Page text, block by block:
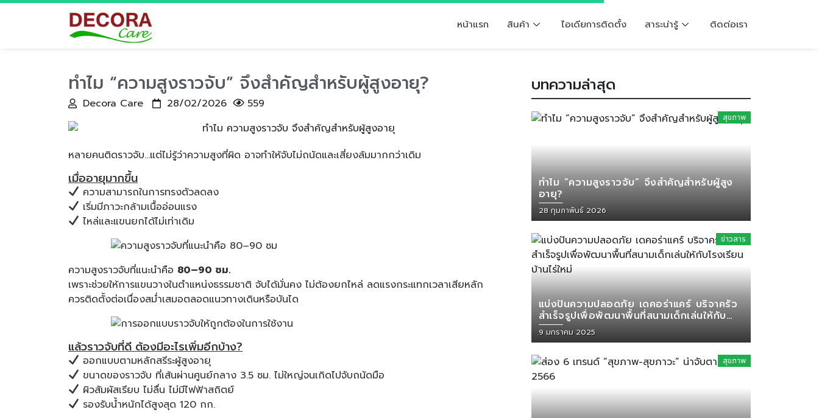
หน้าแรก สินค้า ไอเดียการติดตั้ง สาระน่ารู้ ติดต่อเรา
ทำไม “ความสูงราวจับ” จึงสำคัญสำหรับผู้สูงอายุ?
Decora Care 28/02/2026 559
หลายคนติดราวจับ…แต่ไม่รู้ว่าความสูงที่ผิด อาจทำให้จับไม่ถนัดและเสี่ยงล้มมากกว่าเดิม
เมื่ออายุมากขึ้น
ความสามารถในการทรงตัวลดลง
เริ่มมีภาวะกล้ามเนื้ออ่อนแรง
ไหล่และแขนยกได้ไม่เท่าเดิม
ความสูงราวจับที่แนะนำคือ 80–90 ซม.
เพราะช่วยให้การแขนวางในตำแหน่งธรรมชาติ จับได้มั่นคง ไม่ต้องยกไหล่ ลดแรงกระแทกเวลาเสียหลัก
ควรติดตั้งต่อเนื่องสม่ำเสมอตลอดแนวทางเดินหรือบันได
แล้วราวจับที่ดี ต้องมีอะไรเพิ่มอีกบ้าง?
ออกแบบตามหลักสรีระผู้สูงอายุ
ขนาดของราวจับ ที่เส้นผ่านศูนย์กลาง 3.5 ซม. ไม่ใหญ่จนเกิดไปจับถนัดมือ
ผิวสัมผัสเรียบ ไม่ลื่น ไม่มีไฟฟ้าสถิตย์
รองรับน้ำหนักได้สูงสุด 120 กก.
บทความล่าสุด
สุขภาพ
ทำไม “ความสูงราวจับ” จึงสำคัญสำหรับผู้สูง
อายุ?
28 กุมภาพันธ์ 2026
ข่าวสาร
แบ่งปันความปลอดภัย เดคอร่าแคร์ บริจาครั้ว
สำเร็จรูปเพื่อพัฒนาพื้นที่สนามเด็กเล่นให้กับ
โรงเรียนบ้านไร่ใหม่
9 มกราคม 2025
สุขภาพ